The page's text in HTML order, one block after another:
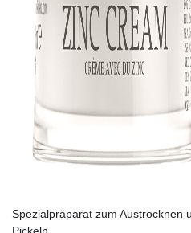
Spezialpräparat zum Austrocknen
Pickeln.